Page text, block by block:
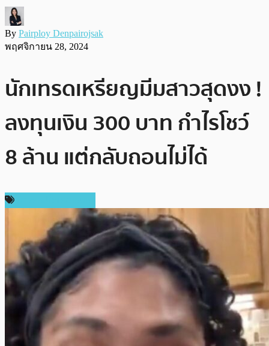
By Pairploy Denpairojsak
พฤศจิกายน 28, 2024
นักเทรดเหรียญมีมสาวสุดงง !
ลงทุนเงิน 300 บาท กำไรโชว์
8 ล้าน แต่กลับถอนไม่ได้